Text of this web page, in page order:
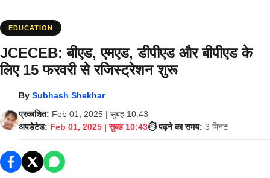
EDUCATION
JCECEB: बीएड, एमएड, डीपीएड और बीपीएड के
लिए 15 फरवरी से रजिस्ट्रेशन शुरू
BySubhash Shekhar
प्रकाशित: Feb 01, 2025 | सुबह 10:43
अपडेटेड: Feb 01, 2025 | सुबह 10:43⏱️ पढ़ने का समय: 3 मिनट